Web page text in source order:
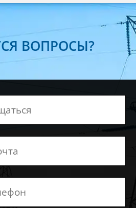
ВОПРОСЫ?